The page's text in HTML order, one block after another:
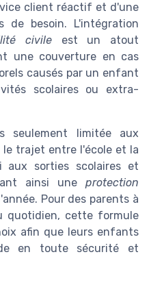
client réactif et d'une
de besoin. L'intégration
civile est un atout
une couverture en cas
causés par un enfant
scolaires ou extra-
seulement limitée aux
trajet entre l'école et la
aux sorties scolaires et
ainsi une protection
Pour des parents à
quotidien, cette formule
afin que leurs enfants
en toute sécurité et